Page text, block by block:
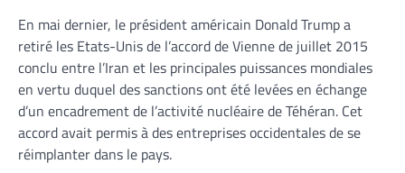
En mai dernier, le président américain Donald Trump a
retiré les Etats-Unis de l’accord de Vienne de juillet 2015
conclu entre l’Iran et les principales puissances mondiales
en vertu duquel des sanctions ont été levées en échange
d’un encadrement de l’activité nucléaire de Téhéran. Cet
accord avait permis à des entreprises occidentales de se
réimplanter dans le pays.